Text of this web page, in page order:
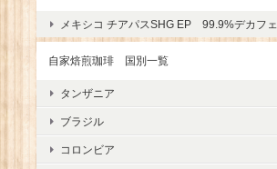
メキシコ チアパスSHG EP 99.9%デカフェ
自家焙煎珈琲 国別一覧
タンザニア
ブラジル
コロンビア